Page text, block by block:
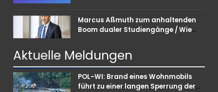
Marcus Aßmuth zum anhaltenden
Boom dualer Studiengänge / Wie
punkten können
Aktuelle Meldungen
POL-WI: Brand eines Wohnmobils
führt zu einer langen Sperrung der